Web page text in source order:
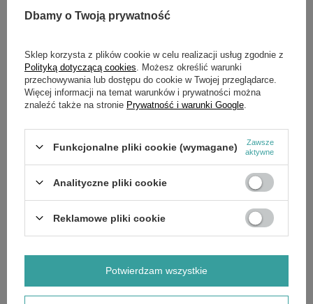
Marka Cedrus
Symbol 130015
(0)
OSTATNIO OGLĄDANE
Dbamy o Twoją prywatność
Sklep korzysta z plików cookie w celu realizacji usług zgodnie z
Polityką dotyczącą cookies . Możesz określić warunki
przechowywania lub dostępu do cookie w Twojej przeglądarce.
Więcej informacji na temat warunków i prywatności można
znaleźć także na stronie Prywatność i warunki Google
Funkcjonalne pliki cookie (wymagane)
Zawsze
aktywne
Analityczne pliki cookie
Reklamowe pliki cookie
Potwierdzam wszystkie